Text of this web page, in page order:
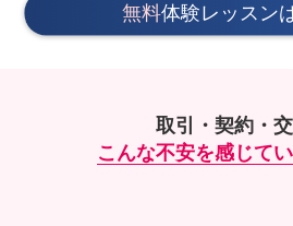
無料体験レッスン
取引・契約・
こんな不安を感じて